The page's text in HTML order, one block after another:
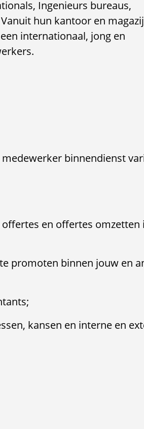
Ingenieurs bureaus,
hun kantoor en
internationaal, jong en
binnendienst
en offertes omzetten
promoten binnen jouw en
kansen en interne en